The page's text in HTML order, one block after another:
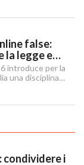
false:
la legge e
fare le
introduce per la
una disciplina
turismo.
condividere i